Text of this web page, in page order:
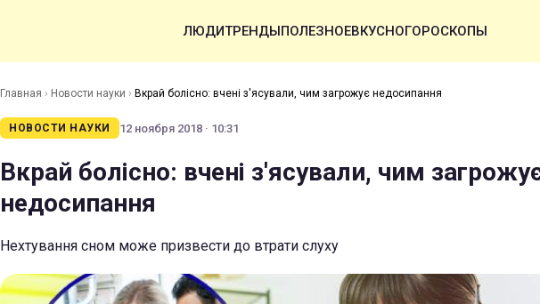
ЛЮДИТРЕНДЫПОЛЕЗНОЕВКУСНОГОРОСКОПЫ
Главная › Новости науки › Вкрай болісно: вчені з'ясували, чим загрожує недосипання
НОВОСТИ НАУКИ 12 ноября 2018 · 10:31
Вкрай болісно: вчені з'ясували, чим
недосипання
Нехтування сном може призвести до втрати слуху